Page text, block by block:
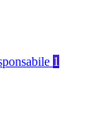
1